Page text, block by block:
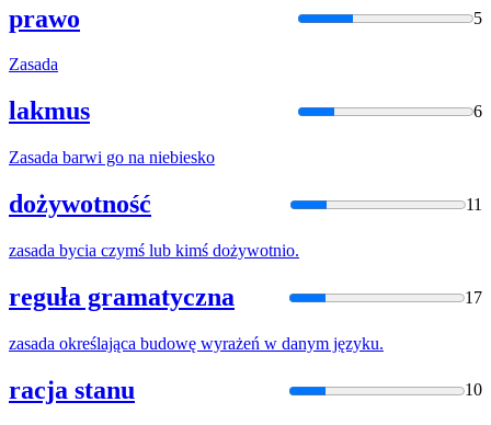
prawo 5
Zasada
lakmus 6
Zasada barwi go na niebiesko
dożywotność 11
zasada bycia czymś lub kimś dożywotnio.
reguła gramatyczna 17
zasada określająca budowę wyrażeń w danym języku.
racja stanu 10